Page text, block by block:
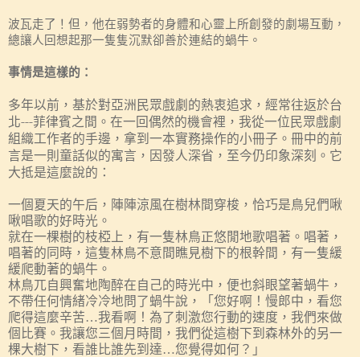
波瓦走了！但，他在弱勢者的身體和心靈上所創發的劇場互動，
總讓人回想起那一隻隻沉默卻善於連結的蝸牛。
事情是這樣的：
多年以前，基於對亞洲民眾戲劇的熱衷追求，經常往返於台
北---菲律賓之間。在一回偶然的機會裡，我從一位民眾戲劇
組織工作者的手邊，拿到一本實務操作的小冊子。冊中的前
言是一則童話似的寓言，因發人深省，至今仍印象深刻。它
大抵是這麼說的：
一個夏天的午后，陣陣涼風在樹林間穿梭，恰巧是鳥兒們啾
啾唱歌的好時光。
就在一棵樹的枝椏上，有一隻林鳥正悠閒地歌唱著。唱著，
唱著的同時，這隻林鳥不意間瞧見樹下的根幹間，有一隻緩
緩爬動著的蝸牛。
林鳥兀自興奮地陶醉在自己的時光中，便也斜眼望著蝸牛，
不帶任何情緒冷冷地問了蝸牛說，「您好啊！慢郎中，看您
爬得這麼辛苦…我看啊！為了刺激您行動的速度，我們來做
個比賽。我讓您三個月時間，我們從這樹下到森林外的另一
棵大樹下，看誰比誰先到達…您覺得如何？」